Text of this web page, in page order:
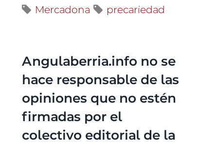
Mercadona precariedad
Angulaberria.info no se
hace responsable de las
opiniones que no estén
firmadas por el
colectivo editorial de la